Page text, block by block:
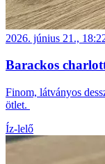
2026. június 21.,
Barackos
Finom, látványos
ötlet.
Íz-lelő